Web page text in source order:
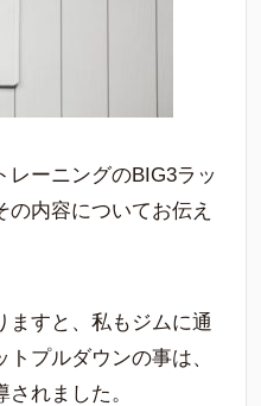
レーニングのBIG3ラッ
の内容についてお伝え
ますと、私もジムに通
プルダウンの事は、
れました。